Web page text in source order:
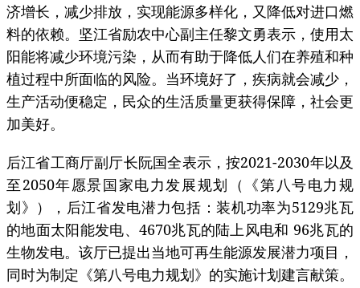
济增长，减少排放，实现能源多样化，又降低对进口燃
料的依赖。坚江省励农中心副主任黎文勇表示，使用太
阳能将减少环境污染，从而有助于降低人们在养殖和种
植过程中所面临的风险。当环境好了，疾病就会减少，
生产活动便稳定，民众的生活质量更获得保障，社会更
加美好。
后江省工商厅副厅长阮国全表示，按2021-2030年以及
至2050年愿景国家电力发展规划（《第八号电力规
划》），后江省发电潜力包括：装机功率为5129兆瓦
的地面太阳能发电、4670兆瓦的陆上风电和 96兆瓦的
生物发电。该厅已提出当地可再生能源发展潜力项目，
同时为制定《第八号电力规划》的实施计划建言献策。